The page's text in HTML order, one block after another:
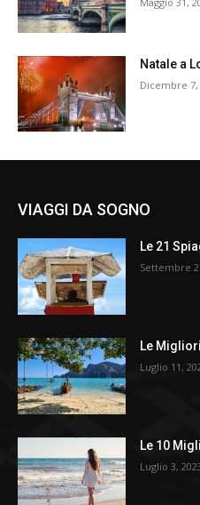
Natale a
Dicembre 7,
VIAGGI DA SOGNO
Le 21
Settembre
Le
Luglio 11,
Le 10
Luglio 3,